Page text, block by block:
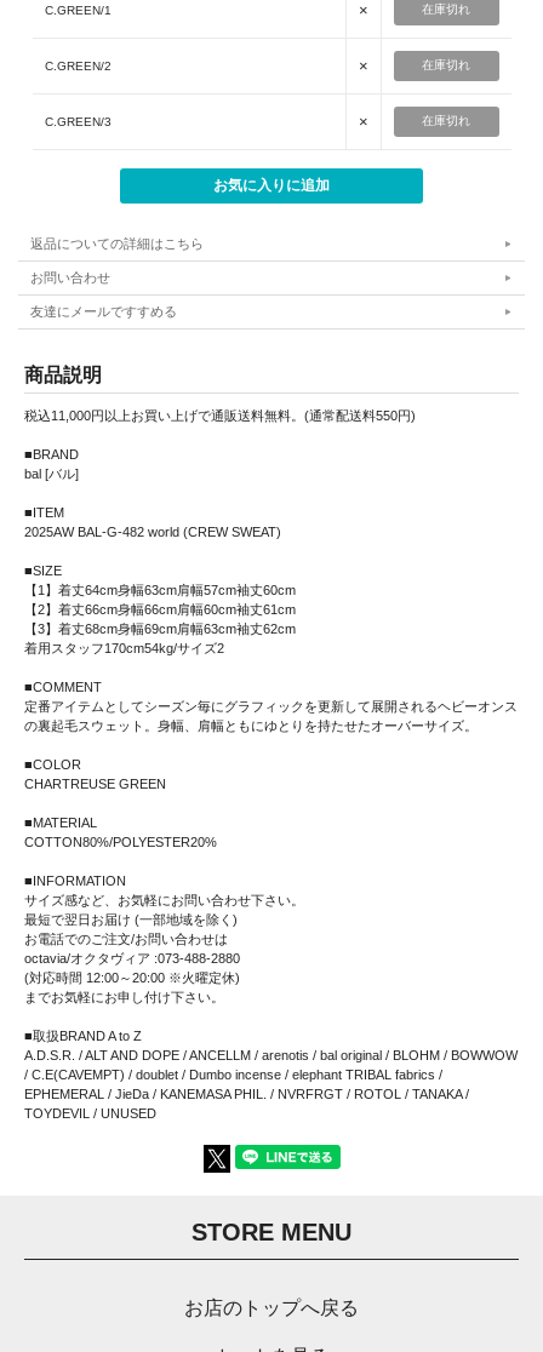
C.GREEN/1 × 在庫切れ
C.GREEN/2 × 在庫切れ
C.GREEN/3 × 在庫切れ
返品についての詳細はこちら
お問い合わせ
友達にメールですすめる
商品説明
税込11,000円以上お買い上げで通販送料無料。(通常配送料550円)
■BRAND
bal [バル]
■ITEM
2025AW BAL-G-482 world (CREW SWEAT)
■SIZE
【1】着丈64cm身幅63cm肩幅57cm袖丈60cm
【2】着丈66cm身幅66cm肩幅60cm袖丈61cm
【3】着丈68cm身幅69cm肩幅63cm袖丈62cm
着用スタッフ170cm54kg/サイズ2
■COMMENT
定番アイテムとしてシーズン毎にグラフィックを更新して展開されるヘビーオンス
の裏起毛スウェット。身幅、肩幅ともにゆとりを持たせたオーバーサイズ。
■COLOR
CHARTREUSE GREEN
■MATERIAL
COTTON80%/POLYESTER20%
■INFORMATION
サイズ感など、お気軽にお問い合わせ下さい。
最短で翌日お届け (一部地域を除く)
お電話でのご注文/お問い合わせは
octavia/オクタヴィア :073-488-2880
(対応時間 12:00～20:00 ※火曜定休)
までお気軽にお申し付け下さい。
■取扱BRAND A to Z
A.D.S.R. / ALT AND DOPE / ANCELLM / arenotis / bal original / BLOHM / BOWWOW
/ C.E(CAVEMPT) / doublet / Dumbo incense / elephant TRIBAL fabrics /
EPHEMERAL / JieDa / KANEMASA PHIL. / NVRFRGT / ROTOL / TANAKA /
TOYDEVIL / UNUSED
STORE MENU
お店のトップへ戻る